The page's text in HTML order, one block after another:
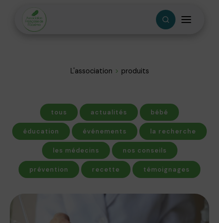
L'association produits
tous actualités bébé
éducation événements la recherche
les médecins nos conseils
prévention recette témoignages